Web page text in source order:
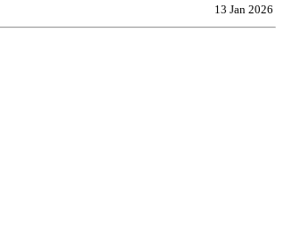
13 Jan 2026